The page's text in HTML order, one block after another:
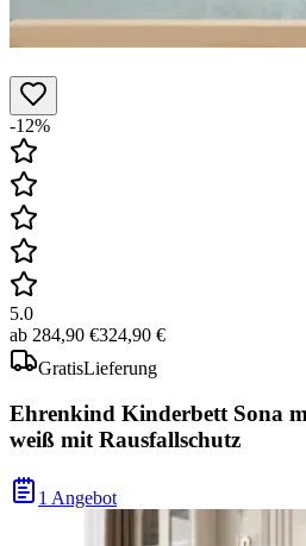
-12%
5.0
ab 284,90 €324,90 €
GratisLieferung
Ehrenkind Kinderbett Sona
weiß mit Rausfallschutz
1 Angebot